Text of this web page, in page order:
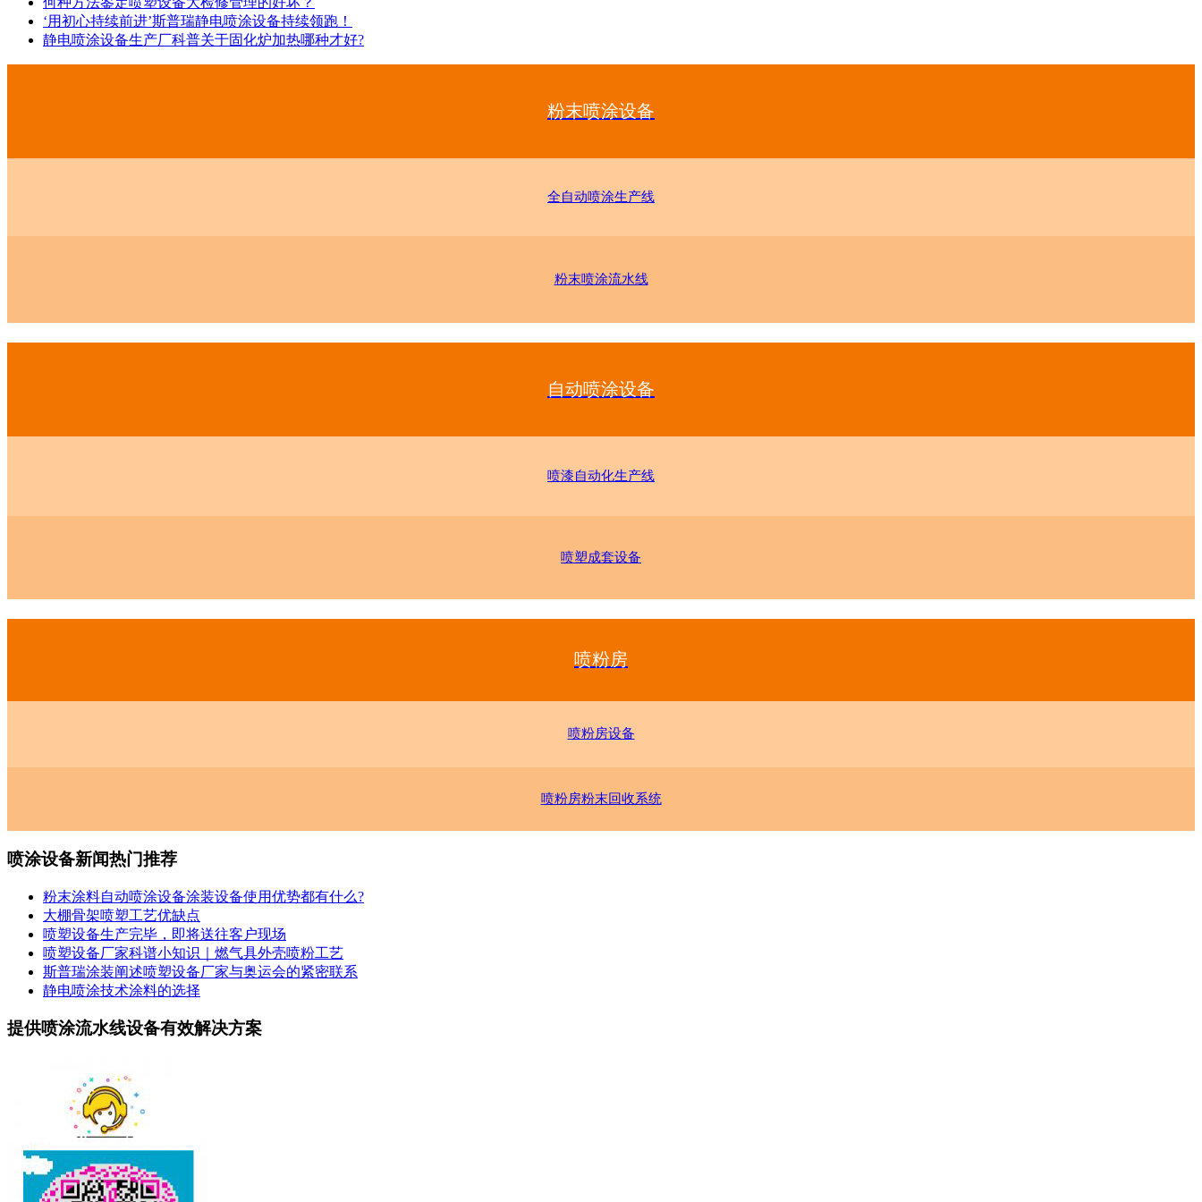
‘用初心持续前进’斯普瑞静电喷涂设备持续领跑！
静电喷涂设备生产厂科普关于固化炉加热哪种才好?
粉末喷涂设备
全自动喷涂生产线
粉末喷涂流水线
自动喷涂设备
喷漆自动化生产线
喷塑成套设备
喷粉房
喷粉房设备
喷粉房粉末回收系统
喷涂设备新闻热门推荐
粉末涂料自动喷涂设备涂装设备使用优势都有什么?
大棚骨架喷塑工艺优缺点
喷塑设备生产完毕，即将送往客户现场
喷塑设备厂家科谱小知识｜燃气具外壳喷粉工艺
斯普瑞涂装阐述喷塑设备厂家与奥运会的紧密联系
静电喷涂技术涂料的选择
提供喷涂流水线设备有效解决方案